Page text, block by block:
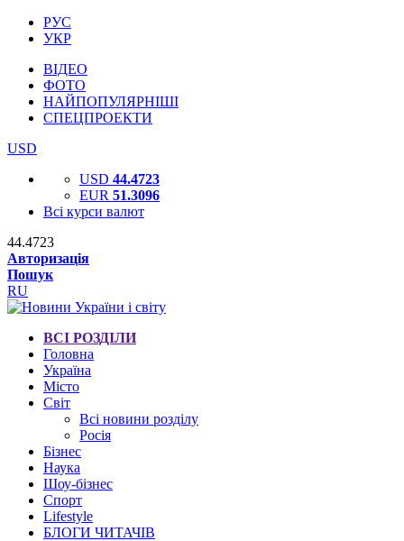
РУС
УКР
ВІДЕО
ФОТО
НАЙПОПУЛЯРНІШІ
СПЕЦПРОЕКТИ
USD
USD 44.4723
EUR 51.3096
Всі курси валют
44.4723
Авторизація
Пошук
RU
ВСІ РОЗДІЛИ
Головна
Україна
Місто
Світ
Всі новини розділу
Росія
Бізнес
Наука
Шоу-бізнес
Спорт
Lifestyle
БЛОГИ ЧИТАЧІВ